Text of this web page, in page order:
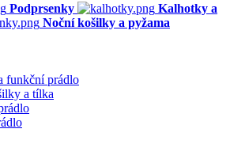
Podprsenky
Kalhotky a
Noční košilky a pyžama
funkční prádlo
a tílka